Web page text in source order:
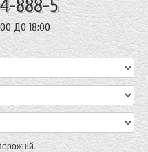
888-5
ДО 18:00